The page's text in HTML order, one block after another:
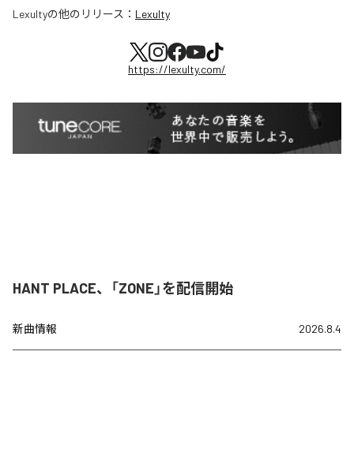
Lexultyの他のリリース： Lexulty
https://lexulty.com/
HANT PLACE、「ZONE」を配信開始
新曲情報 2026.8.4